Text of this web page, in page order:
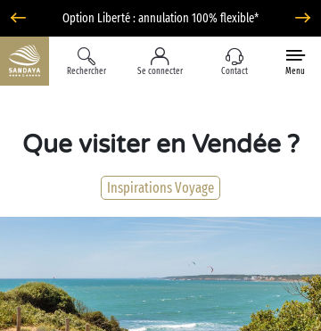
Option Liberté : annulation 100% flexible*
Rechercher Se connecter Contact Menu
Que visiter en Vendée ?
Inspirations Voyage